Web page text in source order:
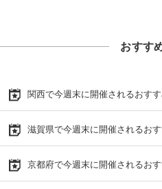
おすす
関西で今週末に開催されるおす
滋賀県で今週末に開催されるお
京都府で今週末に開催されるお